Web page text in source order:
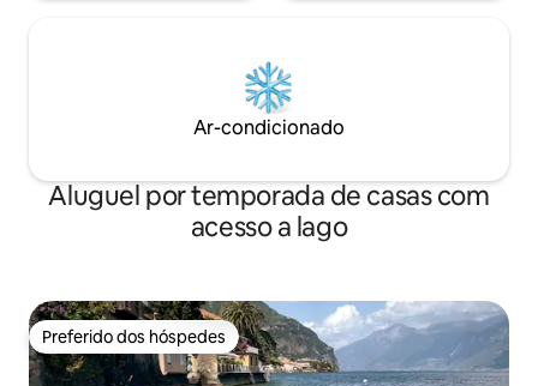
Ar-condicionado
Aluguel por temporada de casas com
acesso a lago
Preferido dos hóspedes
Preferido dos hóspedes